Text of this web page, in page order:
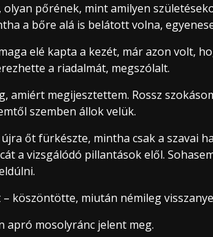
pőrének, mint amilyen
a bőre alá is belátott volna,
elé kapta a kezét, már azon volt,
a riadalmát, megszólalt.
amiért megijesztettem. Rossz
szemben állok velük.
őt fürkészte, mintha csak a szavai
a vizsgálódó pillantások elől.
köszöntötte, miután némileg
apró mosolyránc jelent meg.